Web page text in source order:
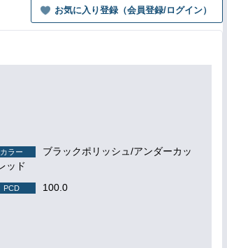
お気に入り登録（会員登録/ログイン）
カラー
ブラックポリッシュ/アンダーカッ
ッド
PCD 100.0